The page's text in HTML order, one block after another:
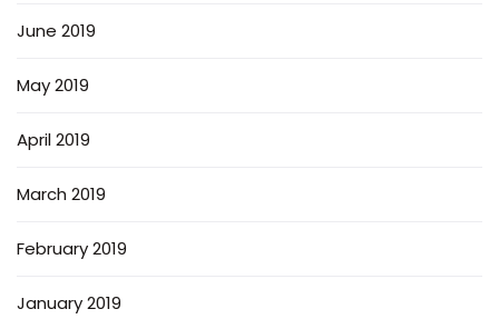
June 2019
May 2019
April 2019
March 2019
February 2019
January 2019